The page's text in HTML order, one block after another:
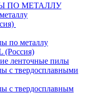
ПО МЕТАЛЛУ
по металлу
(Россия)
ленточные пилы
с твердосплавными
с твердосплавным